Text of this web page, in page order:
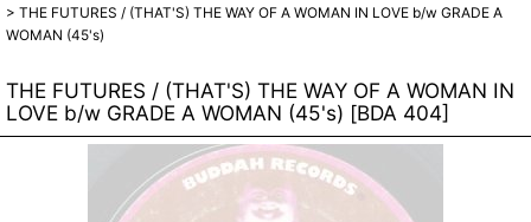
> THE FUTURES / (THAT'S) THE WAY OF A WOMAN IN LOVE b/w GRADE A
WOMAN (45's)
THE FUTURES / (THAT'S) THE WAY OF A WOMAN IN
LOVE b/w GRADE A WOMAN (45's) [BDA 404]